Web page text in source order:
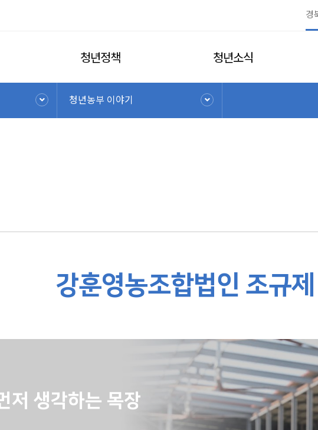
청년정책 청년소식
청년농부 이야기
강훈영농조합법인 조규
저 생각하는 목장